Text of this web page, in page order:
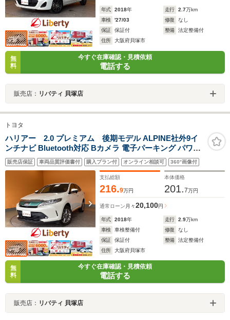
年式 2018年 走行 2.7万km
車検
'27/03 修復
なし
保証
保証付 整備
法定整備付
住所
大阪府貝塚市
無
料
今すぐ在庫確認・見積依頼
電話する
販売店： リバティ 貝塚店
トヨタ
ハリアー 2.0 プレミアム 後期モデル ALPINE社外9イ
ンチナビ Bluetooth対応 Bカメラ 電子パーキング パワー
バックドア クルーズコントロール ウッド調コンビハンド
ル 黒ハーフレザーシート LEDヘッドライト スマートキー
販売店保証 車両品質評価書付 購入プラン付 オンライン相談可 360°画像付
支払総額
216.9万円
本体価格
201.7万円
通常ローン 月々20,100円
年式 2018年 走行 2.9万km
車検
車検整備付 修復
なし
保証
保証付 整備
法定整備付
住所
大阪府貝塚市
無
料
今すぐ在庫確認・見積依頼
電話する
販売店： リバティ 貝塚店